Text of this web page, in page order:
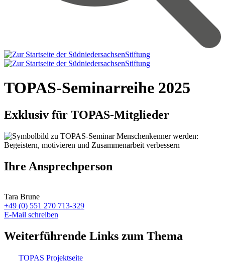
TOPAS-Seminarreihe 2025
Exklusiv für TOPAS-Mitglieder
Ihre Ansprechperson
Tara Brune
+49 (0) 551 270 713-329
E-Mail schreiben
Weiterführende Links zum Thema
TOPAS Projektseite